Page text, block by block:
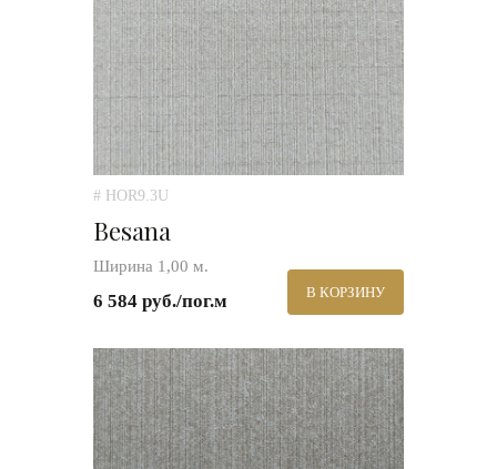
# HOR9.3U
Besana
Ширина 1,00 м.
6 584 руб./пог.м В КОРЗИНУ